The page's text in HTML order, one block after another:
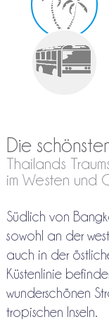
Die
Thailands
im Westen und
Südlich von
sowohl an der
auch in der
Küstenlinie
wunderschönen
tropischen Inseln.